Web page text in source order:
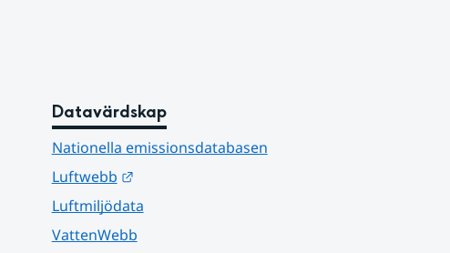
Datavärdskap
Nationella emissionsdatabasen
Luftwebb
Länk till annan webbplats.
Luftmiljödata
VattenWebb